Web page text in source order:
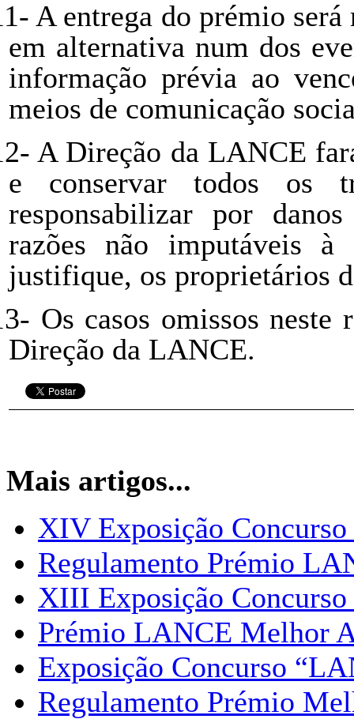
A entrega do prémio
em alternativa num dos
informação prévia ao
meios de comunicação
A Direção da LANCE
e conservar todos os
responsabilizar por
razões não imputáveis à
justifique, os proprietários
Os casos omissos neste
Direção da LANCE.
Mais artigos...
XIV Exposição
Regulamento Prémio
XIII Exposição
Prémio LANCE Melhor
Exposição Concurso
Regulamento Prémio